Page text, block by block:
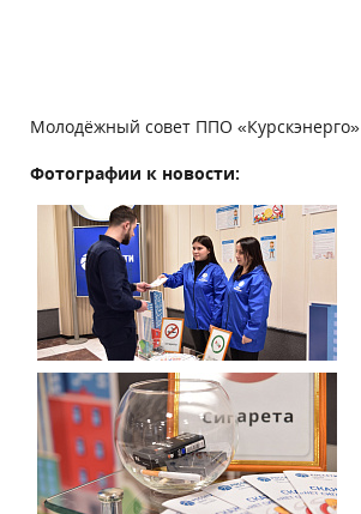
Молодёжный совет ППО «Курскэнерго»
Фотографии к новости: